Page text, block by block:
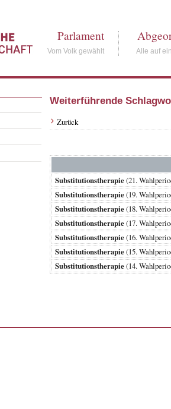
Parlament
Vom Volk gewählt Alle auf
Weiterführende
Zurück
Substitutionstherapie(21.
Substitutionstherapie(19.
Substitutionstherapie(18.
Substitutionstherapie(17.
Substitutionstherapie(16.
Substitutionstherapie(15.
Substitutionstherapie(14.